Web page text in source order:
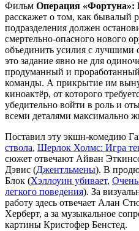
Фильм Операция «Фортуна»:
расскажет о том, как бывалый
подразделения должен
смертельно-опасного нового
объединить усилия с лучшими
это задание явно не для
продуманный и
команды. А прикрытие им
киноактёр, от которого
убедительно войти в роль и
всеми деталями максимально
Поставил эту экшн-комедию
ствола, Шерлок Холмс: Игра
сюжет отвечают Айван
Дэвис (Джентльмены). В
Блок (Хэллоуин убивает,
легкого поведения). За
работу здесь отвечает Алан
Херберт, а за музыкальное
картины Кристофер Бенстед.